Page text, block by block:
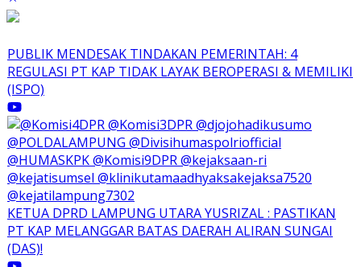
PUBLIK MENDESAK TINDAKAN PEMERINTAH: 4
REGULASI PT KAP TIDAK LAYAK BEROPERASI & MEMILIKI
(ISPO)
KETUA DPRD LAMPUNG UTARA YUSRIZAL : PASTIKAN
PT KAP MELANGGAR BATAS DAERAH ALIRAN SUNGAI
(DAS)!